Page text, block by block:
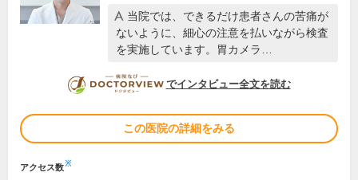
当院では、できるだけ患者さんの苦痛が
ないように、細心の注意を払いながら検査
を実施しています。胃カメラ…
DOCTORVIEW
でインタビュー全文を読む
この医院の詳細をみる
アクセス数※